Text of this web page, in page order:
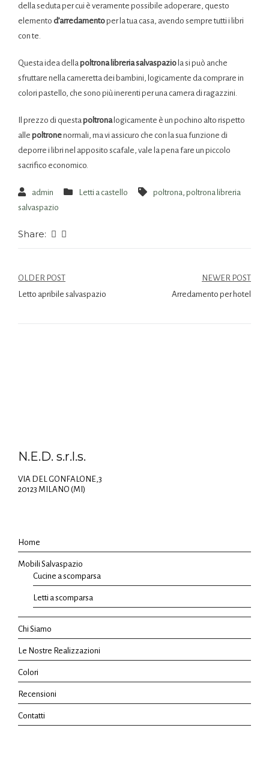
della seduta per cui è veramente possibile adoperare, questo
elemento d’arredamentoper la tua casa, avendo sempre tutti i libri
con te.
Questa idea della poltrona libreria salvaspazio la si può anche
sfruttare nella cameretta dei bambini, logicamente da comprare in
colori pastello, che sono più inerenti per una camera di ragazzini.
Il prezzo di questa poltronalogicamente è un pochino alto rispetto
alle poltronenormali, ma vi assicuro che con la sua funzione di
deporre i libri nel apposito scafale, vale la pena fare un piccolo
sacrifico economico.
admin Letti a castello poltrona , poltrona libreria
salvaspazio
Share:
OLDER POST
Letto apribile salvaspazio
NEWER POST
Arredamento per hotel
N.E.D. s.r.l.s.
VIA DEL GONFALONE,3
20123 MILANO (MI)
Home
Mobili Salvaspazio
Cucine a scomparsa
Letti a scomparsa
Chi Siamo
Le Nostre Realizzazioni
Colori
Recensioni
Contatti